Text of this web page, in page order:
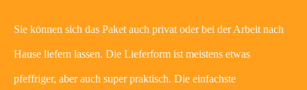
Sie können sich das Paket auch privat oder bei der Arbeit nach
Hause liefern lassen. Die Lieferform ist meistens etwas
pfeffriger, aber auch super praktisch. Die einfachste